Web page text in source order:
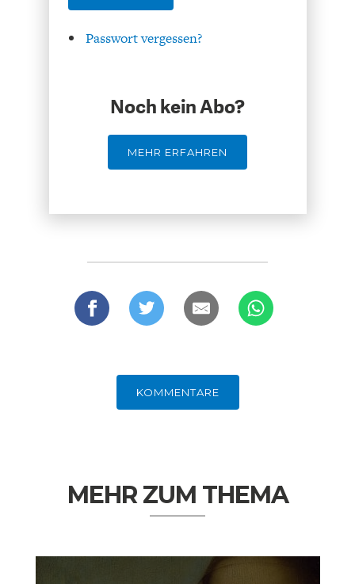
GERMANOMICS
DEUTSCHLAND UND DIE
DIGITALISIERUNG
HÖRSAAL
MAKROTHEK
Passwort vergessen?
Noch kein Abo?
MEHR ERFAHREN
KOMMENTARE
MEHR ZUM THEMA